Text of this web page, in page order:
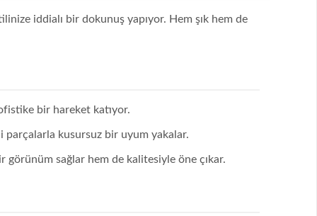
iddialı bir dokunuş yapıyor. Hem şık hem de
bir hareket katıyor.
kusursuz bir uyum yakalar.
görünüm sağlar hem de kalitesiyle öne çıkar.